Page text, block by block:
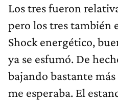
Los tres fueron
pero los tres también
Shock energético,
ya se esfumó. De
bajando bastante
me esperaba. El